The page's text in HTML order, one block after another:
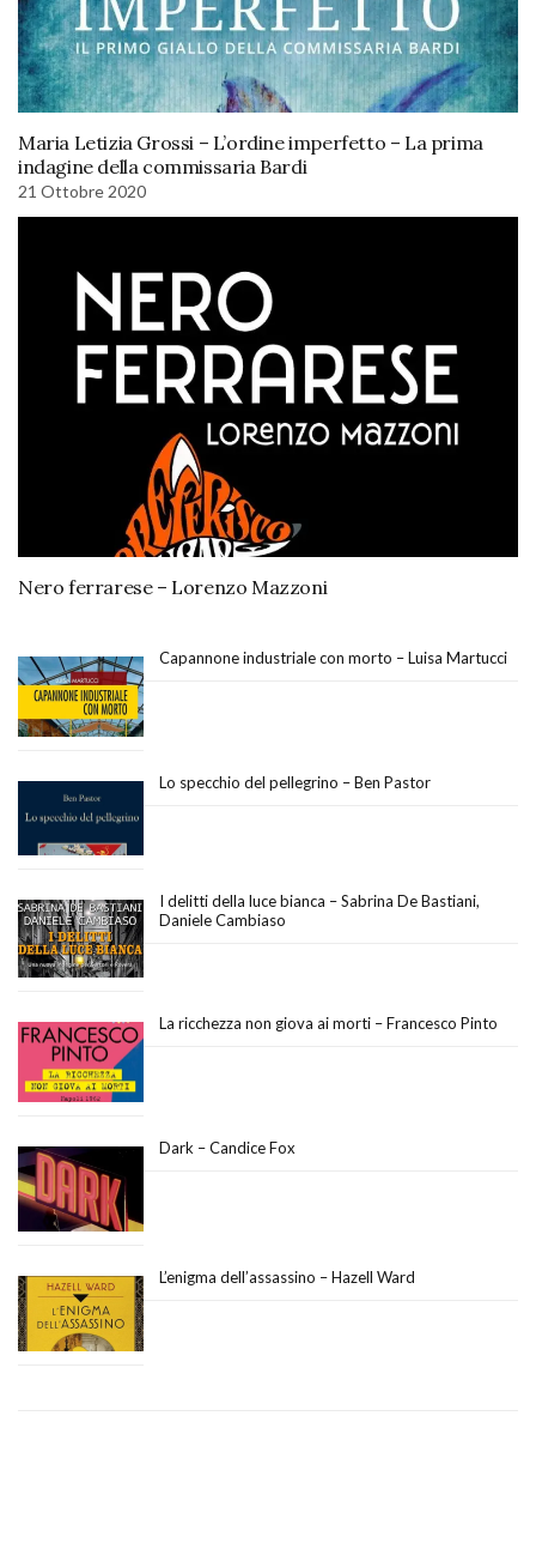
Maria Letizia Grossi – L’ordine imperfetto – La prima
indagine della commissaria Bardi
21 Ottobre 2020
Nero ferrarese – Lorenzo Mazzoni
Capannone industriale con morto – Luisa Martucci
Lo specchio del pellegrino – Ben Pastor
I delitti della luce bianca – Sabrina De Bastiani,
Daniele Cambiaso
La ricchezza non giova ai morti – Francesco Pinto
Dark – Candice Fox
L’enigma dell’assassino – Hazell Ward